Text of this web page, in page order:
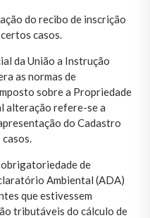
do recibo de inscrição
casos.
da União a Instrução
as normas de
sobre a Propriedade
alteração refere-se a
do Cadastro
de
Ambiental (ADA)
que estivessem
tributáveis do cálculo de